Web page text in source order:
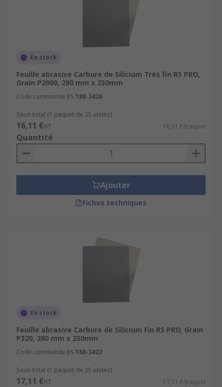
En stock
Feuille abrasive Carbure de Silicium Très fin RS PRO,
Grain P2000, 280 mm x 230mm
Code commande RS 188-3428
Sous-total (1 paquet de 25 unités)
16,11 €HT 16,11 €/paquet
Quantité
Ajouter
Fiches techniques
En stock
Feuille abrasive Carbure de Silicium Fin RS PRO, Grain
P320, 280 mm x 230mm
Code commande RS 188-3422
Sous-total (1 paquet de 25 unités)
17,11 €HT 17,11 €/paquet